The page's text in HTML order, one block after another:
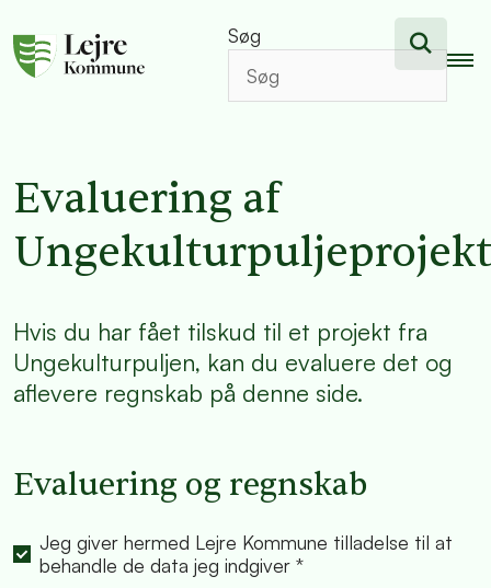
Søg
Evaluering af
Ungekulturpuljeprojekt
Hvis du har fået tilskud til et projekt fra
Ungekulturpuljen, kan du evaluere det og
aflevere regnskab på denne side.
Evaluering og regnskab
Jeg giver hermed Lejre Kommune tilladelse til at
behandle de data jeg indgiver *